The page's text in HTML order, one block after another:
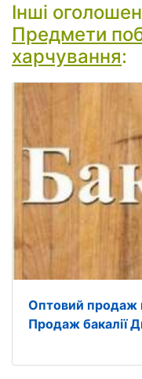
Інші
Предмети
харчування:
Оптовий продаж
Продаж бакалії